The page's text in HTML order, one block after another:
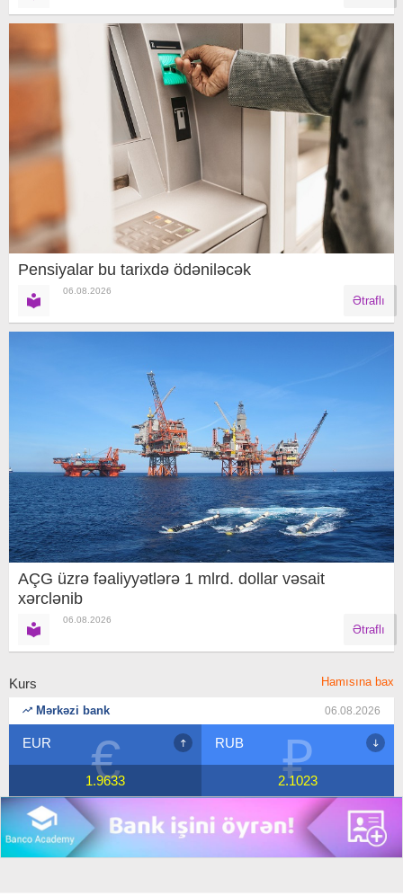
Pensiyalar bu tarixdə ödəniləcək
06.08.2026
Ətraflı
AÇG üzrə fəaliyyətlərə 1 mlrd. dollar vəsait
xərclənib
06.08.2026
Ətraflı
Kurs Hamısına bax
Mərkəzi bank 06.08.2026
₽
RUB
2.1023 $
USD
1.7